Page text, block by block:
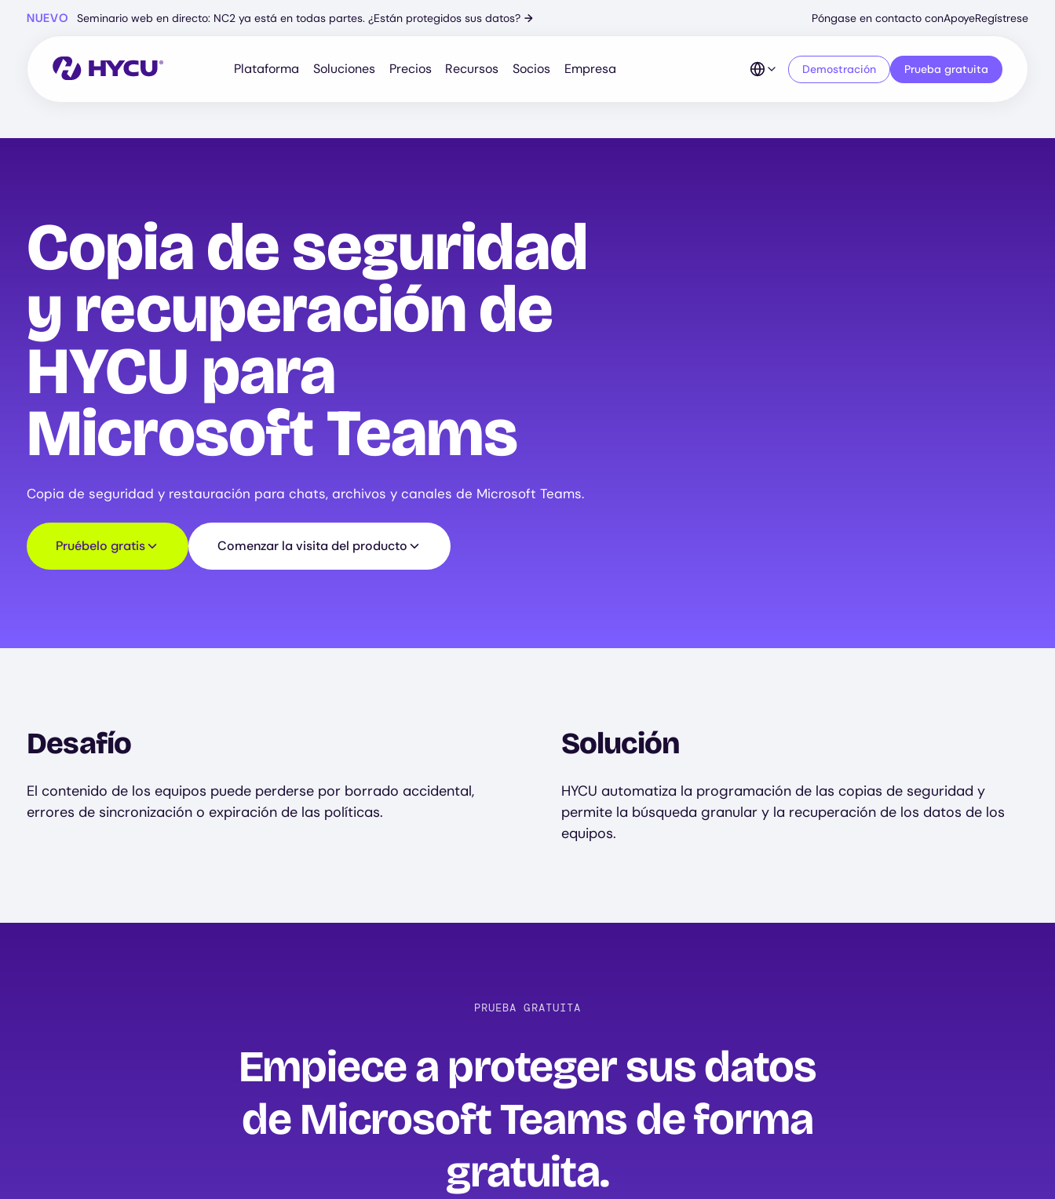
NUEVO Seminario web en directo: NC2 ya está en todas partes. ¿Están protegidos sus datos? →
Secondary
Menu
Póngase en contacto conApoyeRegístrese
Plataforma Soluciones Precios Recursos Socios Empresa Demostración Prueba gratuita
Copia de seguridad
y recuperación de
HYCU para
Microsoft Teams
Copia de seguridad y restauración para chats, archivos y canales de Microsoft Teams.
Pruébelo gratis Comenzar la visita del producto
Desafío
El contenido de los equipos puede perderse por borrado accidental,
errores de sincronización o expiración de las políticas.
Solución
HYCU automatiza la programación de las copias de seguridad y
permite la búsqueda granular y la recuperación de los datos de los
equipos.
PRUEBA GRATUITA
Empiece a proteger sus datos
de Microsoft Teams de forma
gratuita‍.